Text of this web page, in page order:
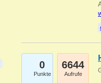
0
Punkte
6644
Aufrufe